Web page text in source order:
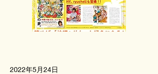
2022年5月24日